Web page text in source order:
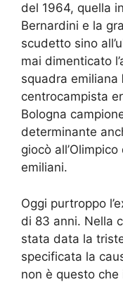
del 1964, quella
Bernardini e la
scudetto sino
mai dimenticato
squadra emiliana
centrocampista
Bologna
determinante
giocò
emiliani.
Oggi purtroppo
di 83 anni. Nella
stata data la
specificata la
non è questo